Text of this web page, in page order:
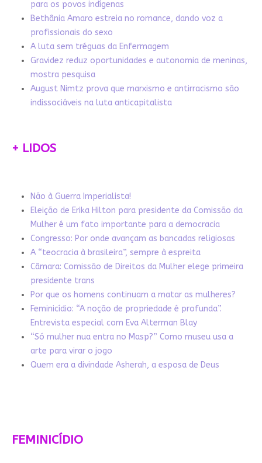
para os povos indígenas
Bethânia Amaro estreia no romance, dando voz a
profissionais do sexo
A luta sem tréguas da Enfermagem
Gravidez reduz oportunidades e autonomia de meninas,
mostra pesquisa
August Nimtz prova que marxismo e antirracismo são
indissociáveis na luta anticapitalista
+ LIDOS
Não à Guerra Imperialista!
Eleição de Erika Hilton para presidente da Comissão da
Mulher é um fato importante para a democracia
Congresso: Por onde avançam as bancadas religiosas
A “teocracia à brasileira”, sempre à espreita
Câmara: Comissão de Direitos da Mulher elege primeira
presidente trans
Por que os homens continuam a matar as mulheres?
Feminicídio: “A noção de propriedade é profunda”.
Entrevista especial com Eva Alterman Blay
“Só mulher nua entra no Masp?” Como museu usa a
arte para virar o jogo
Quem era a divindade Asherah, a esposa de Deus
FEMINICÍDIO